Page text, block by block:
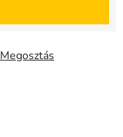
Megosztás